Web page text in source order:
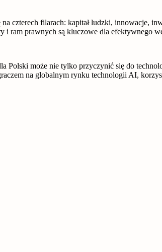
czterech filarach: kapitał ludzki, innowacje,
ram prawnych są kluczowe dla efektywnego
Polski może nie tylko przyczynić się do
na globalnym rynku technologii AI,